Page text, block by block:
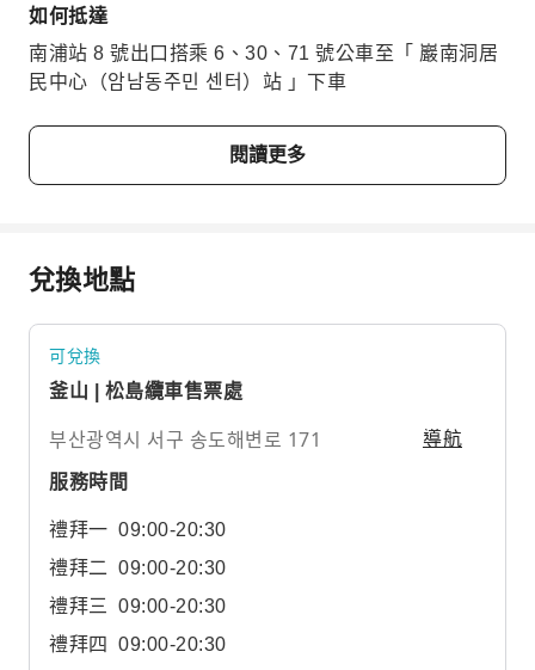
如何抵達
南浦站 8 號出口搭乘 6、30、71 號公車至「 巖南洞居
民中心（암남동주민 센터）站 」下車
閱讀更多
兌換地點
可兌換
釜山 | 松島纜車售票處
부산광역시 서구 송도해변로 171 導航
服務時間
禮拜一 09:00-20:30
禮拜二 09:00-20:30
禮拜三
09:00-20:30
禮拜四
09:00-20:30